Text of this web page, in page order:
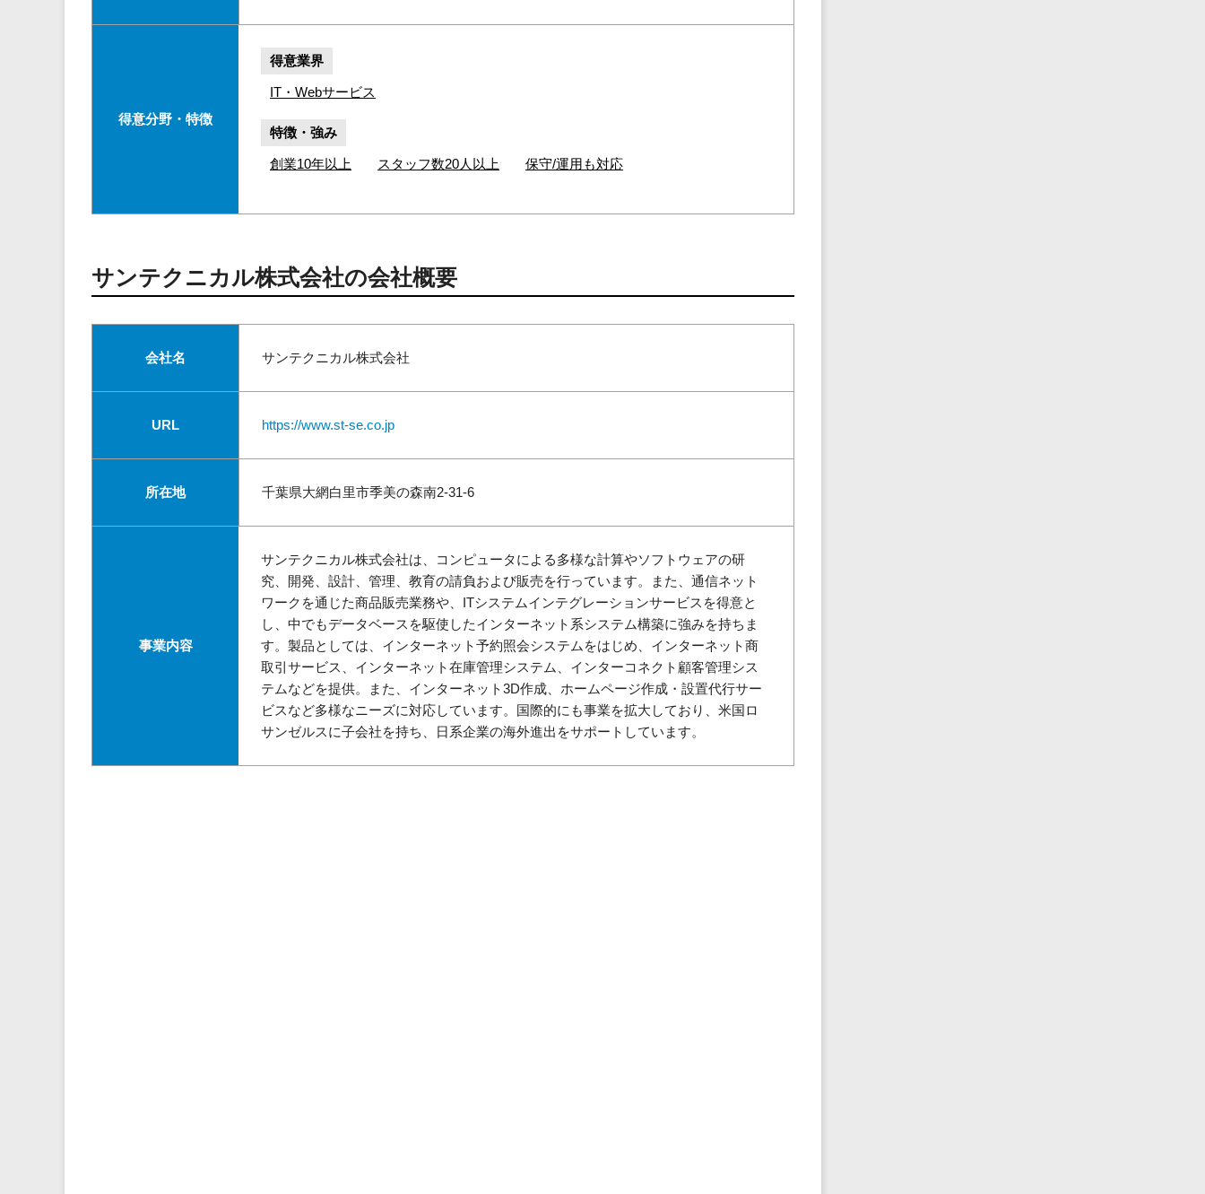
得意分野・特徴
得意業界
IT・Webサービス
特徴・強み
創業10年以上 スタッフ数20人以上 保守/運用も対応
サンテクニカル株式会社の会社概要
会社名 サンテクニカル株式会社
URL https://www.st-se.co.jp
所在地 千葉県大網白里市季美の森南2-31-6
事業内容
サンテクニカル株式会社は、コンピュータによる多様な計算やソフトウェアの研
究、開発、設計、管理、教育の請負および販売を行っています。また、通信ネット
ワークを通じた商品販売業務や、ITシステムインテグレーションサービスを得意と
し、中でもデータベースを駆使したインターネット系システム構築に強みを持ちま
す。製品としては、インターネット予約照会システムをはじめ、インターネット商
取引サービス、インターネット在庫管理システム、インターコネクト顧客管理シス
テムなどを提供。また、インターネット3D作成、ホームページ作成・設置代行サー
ビスなど多様なニーズに対応しています。国際的にも事業を拡大しており、米国ロ
サンゼルスに子会社を持ち、日系企業の海外進出をサポートしています。